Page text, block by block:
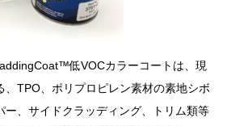
低VOCカラーコートは、現
、TPO、ポリプロピレン素材の素地シボ
ー、サイドクラッディング、トリム類等